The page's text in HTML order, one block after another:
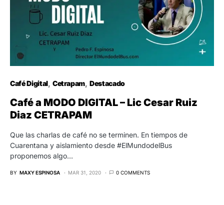
Café Digital Cetrapam Destacado
Café a MODO DIGITAL – Lic Cesar Ruiz
Diaz CETRAPAM
Que las charlas de café no se terminen. En tiempos de
Cuarentana y aislamiento desde #ElMundodelBus
proponemos algo…
BY MAXY ESPINOSA MAR 31, 2020 0 COMMENTS